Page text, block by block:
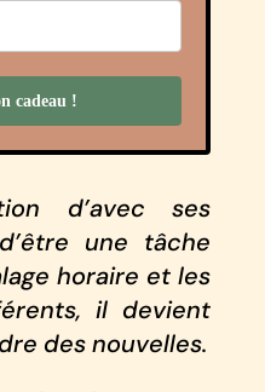
cadeau !
d’avec ses
une tâche
horaire et les
il devient
des nouvelles.